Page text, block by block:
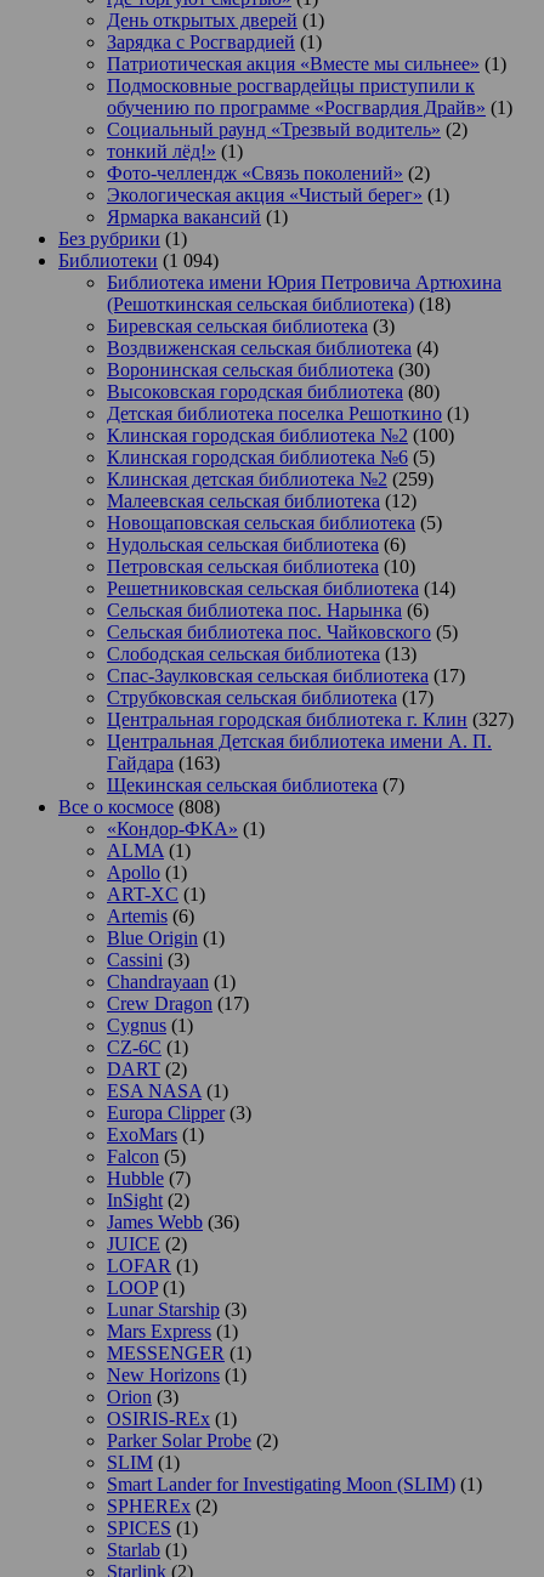
День открытых дверей (1)
Зарядка с Росгвардией (1)
Патриотическая акция «Вместе мы сильнее» (1)
Подмосковные росгвардейцы приступили к
обучению по программе «Росгвардия Драйв» (1)
Социальный раунд «Трезвый водитель» (2)
тонкий лёд!» (1)
Фото-челлендж «Связь поколений» (2)
Экологическая акция «Чистый берег» (1)
Ярмарка вакансий (1)
Без рубрики (1)
Библиотеки (1 094)
Библиотека имени Юрия Петровича Артюхина
(Решоткинская сельская библиотека) (18)
Биревская сельская библиотека (3)
Воздвиженская сельская библиотека (4)
Воронинская сельская библиотека (30)
Высоковская городская библиотека (80)
Детская библиотека поселка Решоткино (1)
Клинская городская библиотека №2 (100)
Клинская городская библиотека №6 (5)
Клинская детская библиотека №2 (259)
Малеевская сельская библиотека (12)
Новощаповская сельская библиотека (5)
Нудольская сельская библиотека (6)
Петровская сельская библиотека (10)
Решетниковская сельская библиотека (14)
Сельская библиотека пос. Нарынка (6)
Сельская библиотека пос. Чайковского (5)
Слободская сельская библиотека (13)
Спас-Заулковская сельская библиотека (17)
Струбковская сельская библиотека (17)
Центральная городская библиотека г. Клин (327)
Центральная Детская библиотека имени А. П.
Гайдара (163)
Щекинская сельская библиотека (7)
Все о космосе (808)
«Кондор-ФКА» (1)
ALMA (1)
Apollo (1)
ART-XC (1)
Artemis (6)
Blue Origin (1)
Cassini (3)
Chandrayaan (1)
Crew Dragon (17)
Cygnus (1)
CZ-6C (1)
DART (2)
ESA NASA (1)
Europa Clipper(3)
ExoMars (1)
Falcon (5)
Hubble (7)
InSight (2)
James Webb (36)
JUICE (2)
LOFAR (1)
LOOP(1)
Lunar Starship (3)
Mars Express (1)
MESSENGER (1)
New Horizons (1)
Orion (3)
OSIRIS-REx (1)
Parker Solar Probe (2)
SLIM (1)
Smart Lander for Investigating Moon (SLIM) (1)
SPHEREx (2)
SPICES (1)
Starlab (1)
Starlink (2)